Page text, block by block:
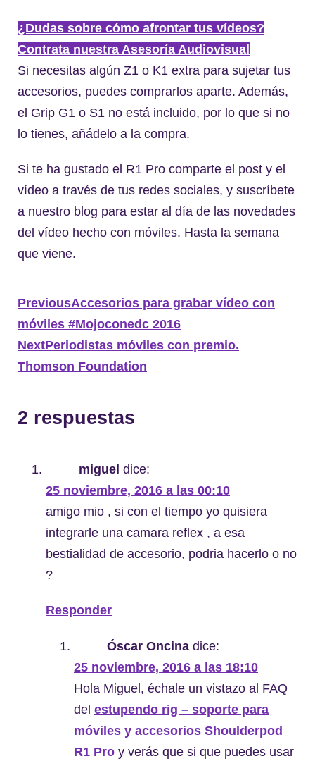
¿Dudas sobre cómo afrontar tus vídeos?
Contrata nuestra Asesoría Audiovisual
Si necesitas algún Z1 o K1 extra para sujetar tus
accesorios, puedes comprarlos aparte. Además,
el Grip G1 o S1 no está incluido, por lo que si no
lo tienes, añádelo a la compra.
Si te ha gustado el R1 Pro comparte el post y el
vídeo a través de tus redes sociales, y suscríbete
a nuestro blog para estar al día de las novedades
del vídeo hecho con móviles. Hasta la semana
que viene.
PreviousAccesorios para grabar vídeo con
móviles #Mojoconedc 2016
NextPeriodistas móviles con premio.
Thomson Foundation
2 respuestas
miguel dice:
25 noviembre, 2016 a las 00:10
amigo mio , si con el tiempo yo quisiera
integrarle una camara reflex , a esa
bestialidad de accesorio, podria hacerlo o no
?
Responder
Óscar Oncina dice:
25 noviembre, 2016 a las 18:10
Hola Miguel, échale un vistazo al FAQ
del estupendo rig – soporte para
móviles y accesorios Shoulderpod
R1 Pro y verás que si que puedes usar